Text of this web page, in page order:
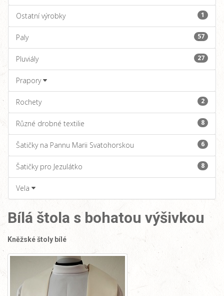
Ostatní výrobky 1
Paly 57
Pluviály 27
Prapory
Rochety 2
Různé drobné textilie 8
Šatičky na Pannu Marii Svatohorskou 6
Šatičky pro Jezulátko 8
Vela
Bílá štola s bohatou výšivkou
Kněžské štoly bílé